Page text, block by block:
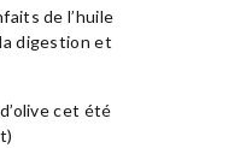
de l’huile
digestion et
cet été